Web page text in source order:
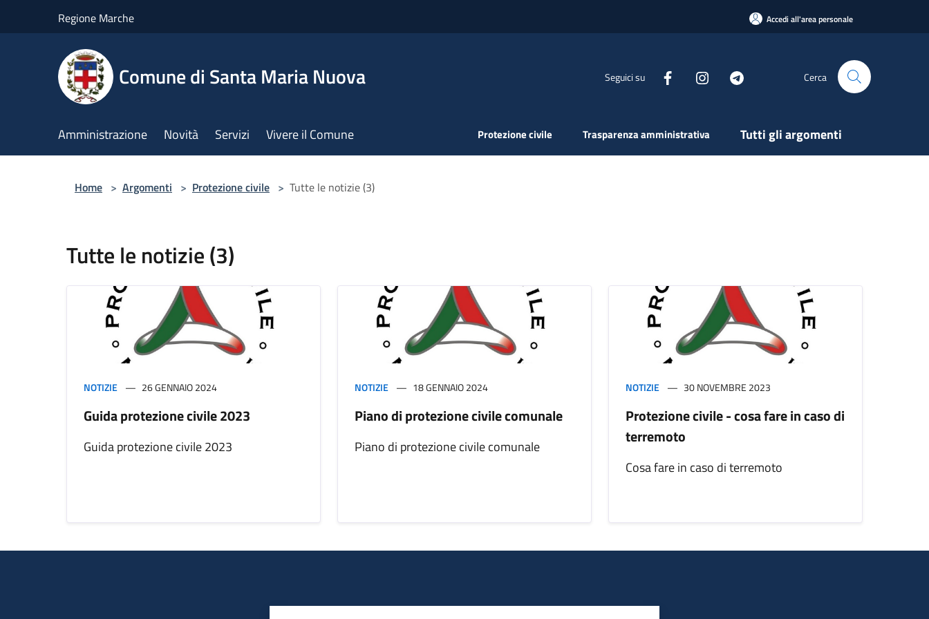
Regione Marche Accedi all'area personale
Comune di Santa Maria Nuova Seguici su Cerca
Amministrazione Novità Servizi Vivere il Comune Protezione civile Trasparenza amministrativa Tutti gli argomenti
Home > Argomenti > Protezione civile > Tutte le notizie (3)
Tutte le notizie (3)
NOTIZIE 26 GENNAIO 2024
Guida protezione civile 2023
Guida protezione civile 2023
NOTIZIE 18 GENNAIO 2024
Piano di protezione civile comunale
Piano di protezione civile comunale
NOTIZIE 30 NOVEMBRE 2023
Protezione civile - cosa fare in caso di
terremoto
Cosa fare in caso di terremoto